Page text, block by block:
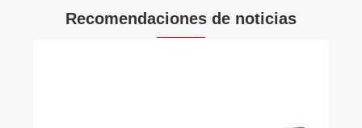
Recomendaciones de noticias